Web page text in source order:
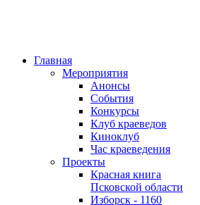
Главная
Мероприятия
Анонсы
События
Конкурсы
Клуб краеведов
Киноклуб
Час краеведения
Проекты
Красная книга
Псковской области
Изборск - 1160